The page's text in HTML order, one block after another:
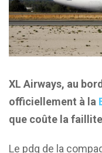
XL Airways, au
officiellement à la
que coûte la
Le pdg de la